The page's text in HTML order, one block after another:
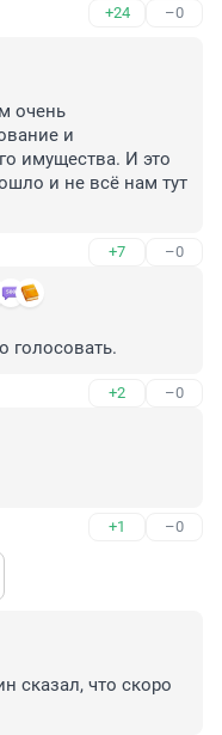
+24 –0
очень
и
имущества. И это
и не всё нам тут
+7 –0
голосовать.
+2 –0
+1 –0
сказал, что скоро